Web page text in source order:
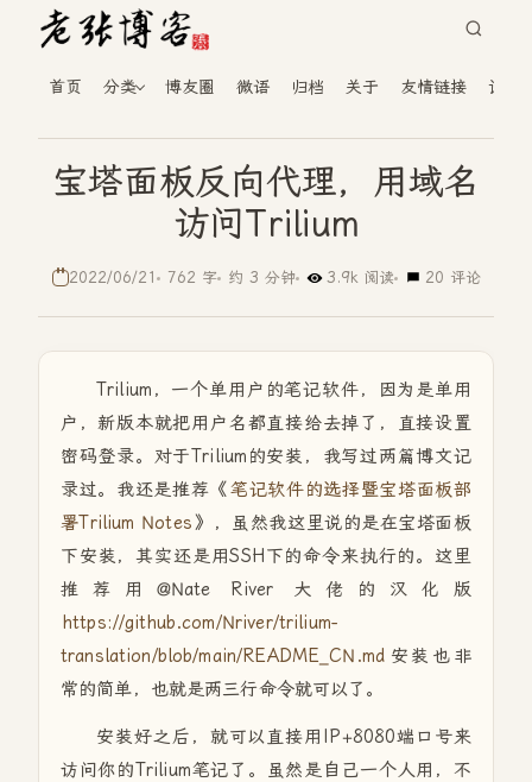
首页 分类 博友圈 微语 归档 关于 友情链接 读者
宝塔面板反向代理，用域名
访问Trilium
2022/06/21 762 字 约 3 分钟 3.9k 阅读 20 评论
Trilium，一个单用户的笔记软件，因为是单用
户，新版本就把用户名都直接给去掉了，直接设置
密码登录。对于Trilium的安装，我写过两篇博文记
录过。我还是推荐《笔记软件的选择暨宝塔面板部
署Trilium Notes 》，虽然我这里说的是在宝塔面板
下安装，其实还是用SSH下的命令来执行的。这里
推荐用@Nate River 大佬的汉化版
https://github.com/Nriver/trilium-
translation/blob/main/README_CN.md 安装也非
常的简单，也就是两三行命令就可以了。
安装好之后，就可以直接用IP+8080端口号来
访问你的Trilium笔记了。虽然是自己一个人用，不